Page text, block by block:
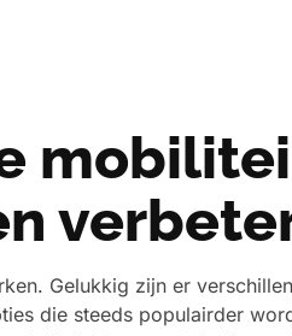
Gelukkig zijn er
die steeds populairder